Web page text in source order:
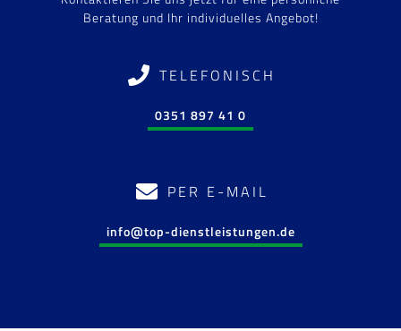
Beratung und Ihr individuelles Angebot!
TELEFONISCH
0351 897 41 0
PER E-MAIL
info@top-dienstleistungen.de